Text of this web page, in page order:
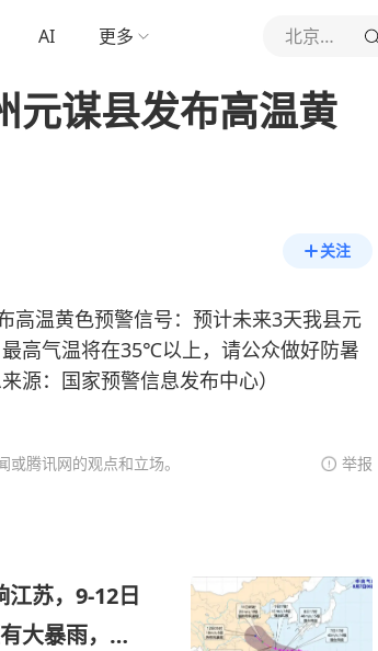
AI 更多 北京青年报官网
元谋县发布高温黄
关注
高温黄色预警信号：预计未来3天我县元
高气温将在35℃以上，请公众做好防暑
源：国家预警信息发布中心）
腾讯网的观点和立场。 举报
江苏，9-12日
大暴雨，并